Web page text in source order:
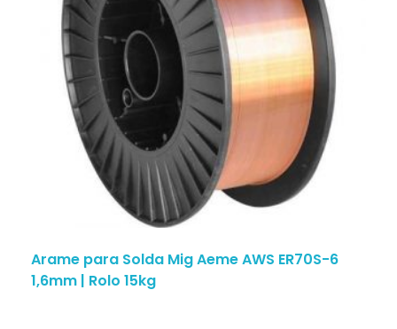
Arame para Solda Mig Aeme AWS ER70S-6
1,6mm | Rolo 15kg